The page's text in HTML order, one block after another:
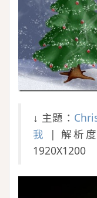
↓ 主題：
我
| 解析度
1920X1200